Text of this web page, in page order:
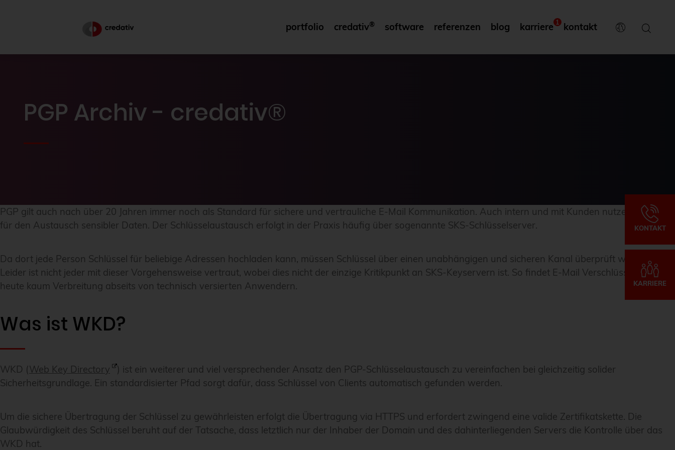
portfolio credativ® software referenzen blog karriere 1 kontakt
PGP Archiv - credativ®
KONTAKT
KARRIERE
PGP gilt auch nach über 20 Jahren immer noch als Standard für sichere und vertrauliche E-Mail Kommunikation. Auch intern und mit Kunden nutzen wir PGP
für den Austausch sensibler Daten. Der Schlüsselaustausch erfolgt in der Praxis häufig über sogenannte SKS-Schlüsselserver.
Da dort jede Person Schlüssel für beliebige Adressen hochladen kann, müssen Schlüssel über einen unabhängigen und sicheren Kanal überprüft werden.
Leider ist nicht jeder mit dieser Vorgehensweise vertraut, wobei dies nicht der einzige Kritikpunkt an SKS-Keyservern ist. So findet E-Mail Verschlüsselung bis
heute kaum Verbreitung abseits von technisch versierten Anwendern.
Was ist WKD?
WKD (Web Key Directory
) ist ein weiterer und viel versprechender Ansatz den PGP-Schlüsselaustausch zu vereinfachen bei gleichzeitig solider
Sicherheitsgrundlage. Ein standardisierter Pfad sorgt dafür, dass Schlüssel von Clients automatisch gefunden werden.
Um die sichere Übertragung der Schlüssel zu gewährleisten erfolgt die Übertragung via HTTPS und erfordert zwingend eine valide Zertifikatskette. Die
Glaubwürdigkeit des Schlüssel beruht auf der Tatsache, dass letztlich nur der Inhaber der Domain und des dahinterliegenden Servers die Kontrolle über das
WKD hat.